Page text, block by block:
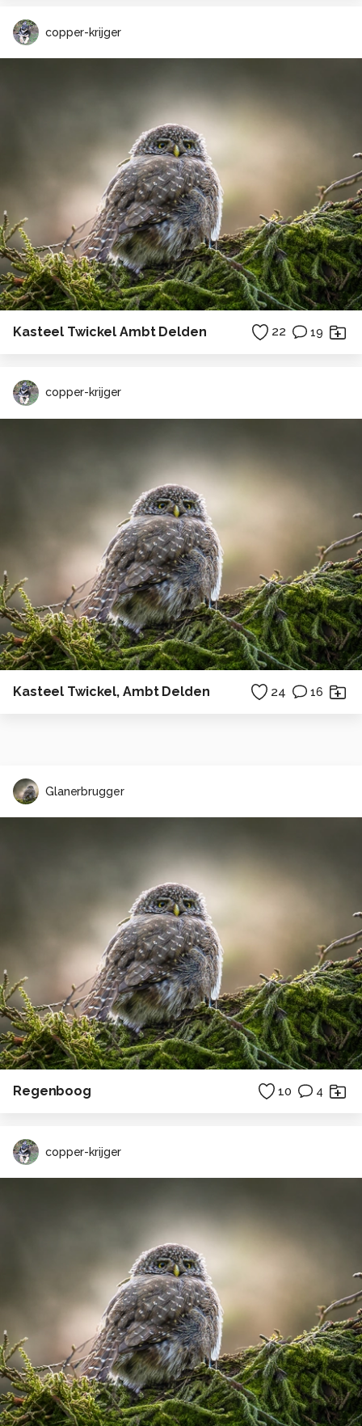
copper-krijger
Kasteel Twickel Ambt Delden 22 19
copper-krijger
Kasteel Twickel, Ambt Delden 24 16
Glanerbrugger
Regenboog 10 4
copper-krijger